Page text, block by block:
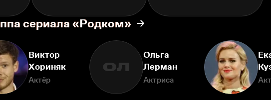
сериала «Родком»
Виктор
Хориняк
Актёр
ОЛ
Ольга
Лерман
Актриса